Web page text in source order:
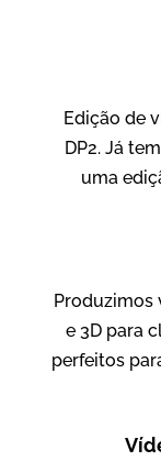
Edição de
DP2. Já
uma
Produzimos
e 3D para
perfeitos